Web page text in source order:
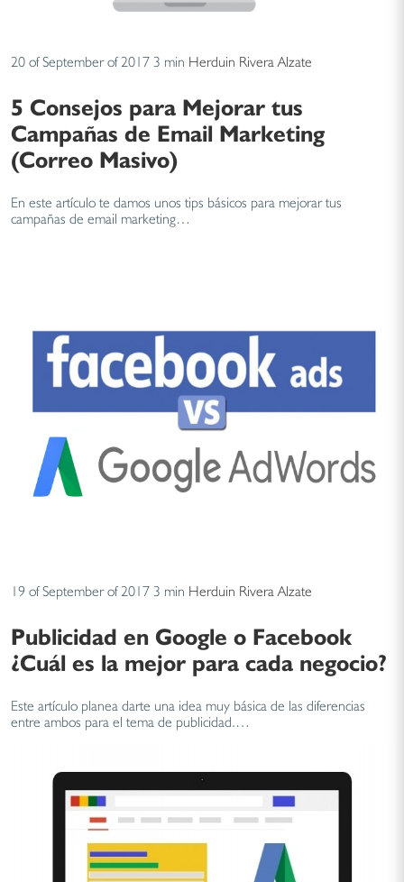
20 of September of 2017 3 min Herduin Rivera Alzate
5 Consejos para Mejorar tus
Campañas de Email Marketing
(Correo Masivo)
En este artículo te damos unos tips básicos para mejorar tus
campañas de email marketing…
19 of September of 2017 3 min Herduin Rivera Alzate
Publicidad en Google o Facebook
¿Cuál es la mejor para cada negocio?
Este artículo planea darte una idea muy básica de las diferencias
entre ambos para el tema de publicidad.…